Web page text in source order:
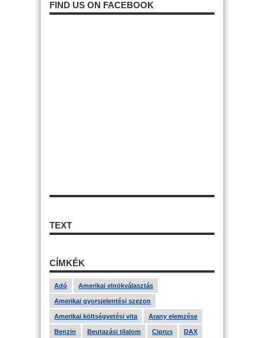
FIND US ON FACEBOOK
TEXT
CÍMKÉK
Adó Amerikai elnökválasztás
Amerikai gyorsjelentési szezon
Amerikai költségvetési vita Arany elemzése
Benzin Beutazási tilalom Ciprus DAX